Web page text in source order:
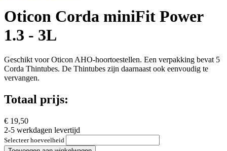
Oticon Corda miniFit Power
1.3 - 3L
Geschikt voor Oticon AHO-hoortoestellen. Een verpakking bevat 5
Corda Thintubes. De Thintubes zijn daarnaast ook eenvoudig te
vervangen.
Totaal prijs:
€ 19,50
2-5 werkdagen levertijd
Selecteer hoeveelheid